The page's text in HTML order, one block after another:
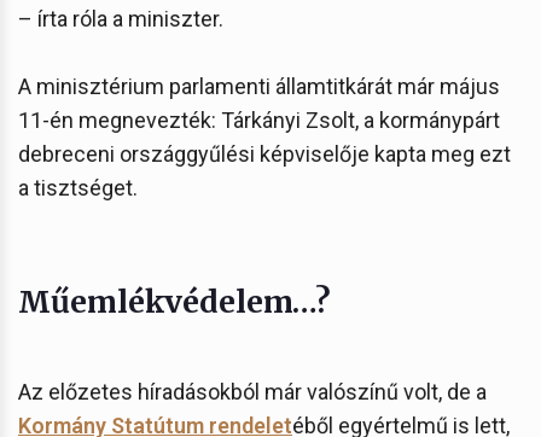
– írta róla a miniszter.
A minisztérium parlamenti államtitkárát már május
11-én megnevezték: Tárkányi Zsolt, a kormánypárt
debreceni országgyűlési képviselője kapta meg ezt
a tisztséget.
Műemlékvédelem…?
Az előzetes híradásokból már valószínű volt, de a
Kormány Statútum rendeletéből egyértelmű is lett,